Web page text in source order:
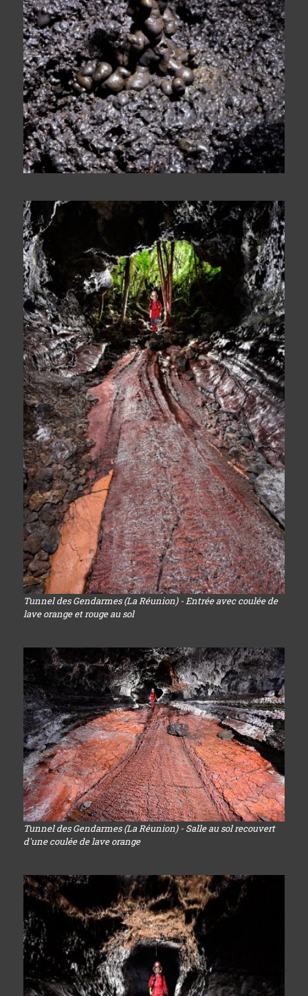
Tunnel des Gendarmes (La Réunion) - Entrée avec coulée de
lave orange et rouge au sol
Tunnel des Gendarmes (La Réunion) - Salle au sol recouvert
d'une coulée de lave orange